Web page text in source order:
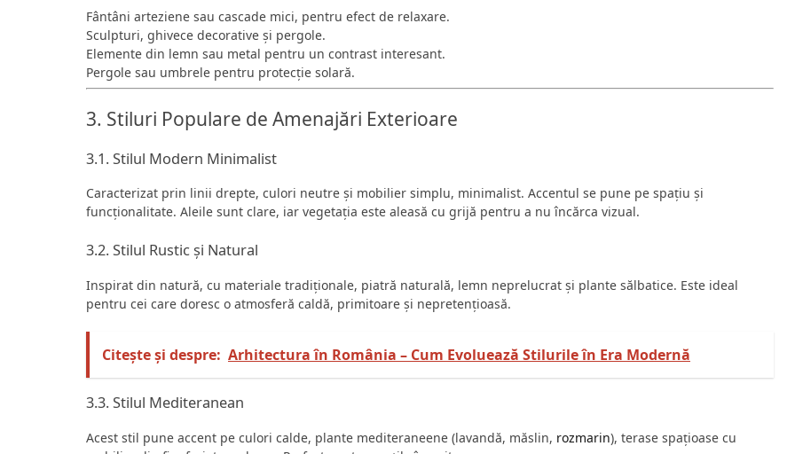
Fântâni arteziene sau cascade mici, pentru efect de relaxare.
Sculpturi, ghivece decorative și pergole.
Elemente din lemn sau metal pentru un contrast interesant.
Pergole sau umbrele pentru protecție solară.
3. Stiluri Populare de Amenajări Exterioare
3.1. Stilul Modern Minimalist
Caracterizat prin linii drepte, culori neutre și mobilier simplu, minimalist. Accentul se pune pe spațiu și
funcționalitate. Aleile sunt clare, iar vegetația este aleasă cu grijă pentru a nu încărca vizual.
3.2. Stilul Rustic și Natural
Inspirat din natură, cu materiale tradiționale, piatră naturală, lemn neprelucrat și plante sălbatice. Este ideal
pentru cei care doresc o atmosferă caldă, primitoare și nepretențioasă.
Citește și despre: Arhitectura în România – Cum Evoluează Stilurile în Era Modernă
3.3. Stilul Mediteranean
Acest stil pune accent pe culori calde, plante mediteraneene (lavandă, măslin, rozmarin), terase spațioase cu